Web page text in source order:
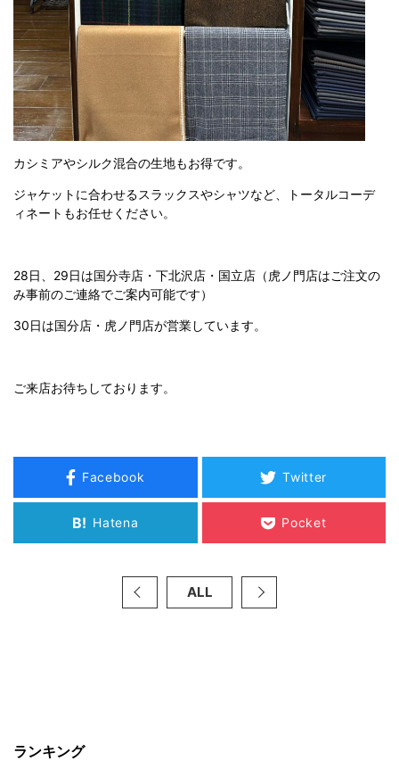
カシミアやシルク混合の生地もお得です。
ジャケットに合わせるスラックスやシャツなど、トータルコーデ
ィネートもお任せください。
28日、29日は国分寺店・下北沢店・国立店（虎ノ門店はご注文の
み事前のご連絡でご案内可能です）
30日は国分店・虎ノ門店が営業しています。
ご来店お待ちしております。
Facebook Twitter
B! Hatena Pocket
ALL
ランキング